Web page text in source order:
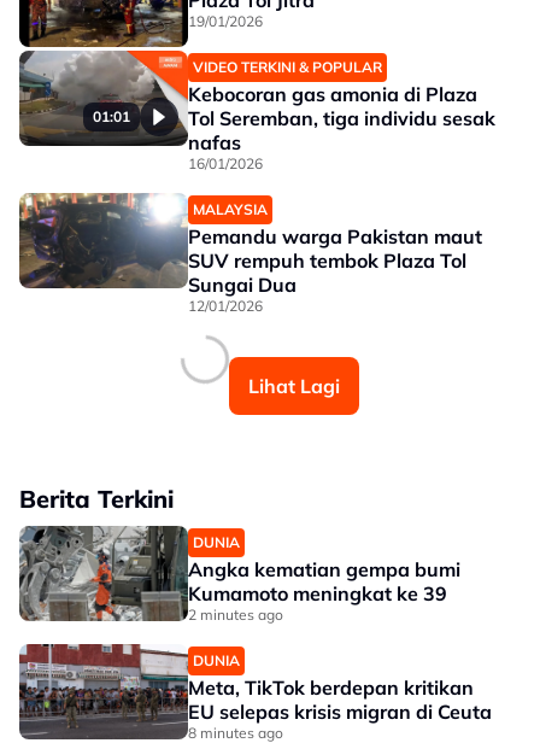
19/01/2026
01:01
VIDEO TERKINI & POPULAR
Kebocoran gas amonia di Plaza
Tol Seremban, tiga individu sesak
nafas
16/01/2026
MALAYSIA
Pemandu warga Pakistan maut
SUV rempuh tembok Plaza Tol
Sungai Dua
12/01/2026
Lihat Lagi
Berita Terkini
DUNIA
Angka kematian gempa bumi
Kumamoto meningkat ke 39
2 minutes ago
DUNIA
Meta, TikTok berdepan kritikan
EU selepas krisis migran di Ceuta
8 minutes ago